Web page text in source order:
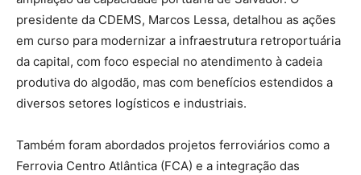
presidente da CDEMS, Marcos Lessa, detalhou as ações
em curso para modernizar a infraestrutura retroportuária
da capital, com foco especial no atendimento à cadeia
produtiva do algodão, mas com benefícios estendidos a
diversos setores logísticos e industriais.
Também foram abordados projetos ferroviários como a
Ferrovia Centro Atlântica (FCA) e a integração das